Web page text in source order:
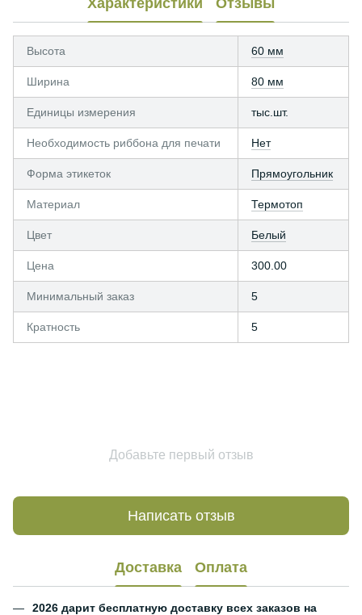
Высота 60 мм
Ширина 80 мм
Единицы измерения тыс.шт.
Необходимость риббона для печати Нет
Форма этикеток Прямоугольник
Материал Термотоп
Цвет Белый
Цена 300.00
Минимальный заказ 5
Кратность 5
Добавьте первый отзыв
Написать отзыв
Доставка Оплата
2026 дарит бесплатную доставку всех заказов на